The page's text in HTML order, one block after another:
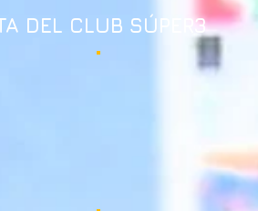
DEL CLUB SÚPER3